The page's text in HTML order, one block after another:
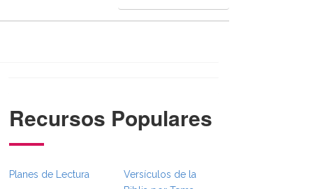
}} }}
Recursos Populares
Planes de Lectura
Versículos de la